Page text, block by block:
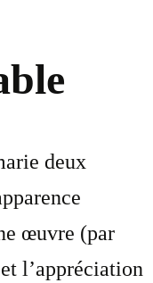
deux
œuvre (par
l’appréciation